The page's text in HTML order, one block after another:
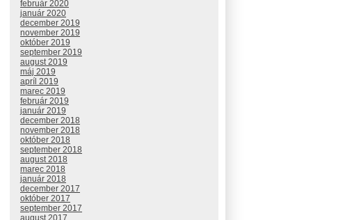
február 2020
január 2020
december 2019
november 2019
október 2019
september 2019
august 2019
máj 2019
apríl 2019
marec 2019
február 2019
január 2019
december 2018
november 2018
október 2018
september 2018
august 2018
marec 2018
január 2018
december 2017
október 2017
september 2017
august 2017